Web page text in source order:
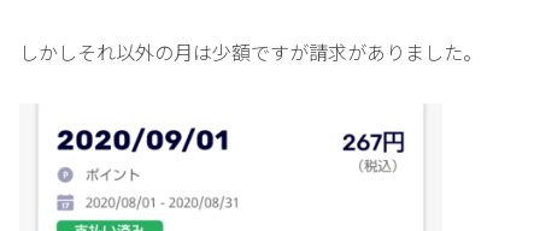
しかしそれ以外の月は少額ですが請求がありました。